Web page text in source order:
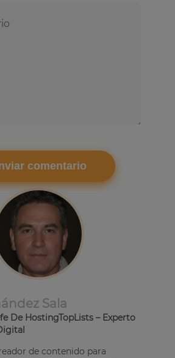
Sala
De HostingTopLists – Experto
de contenido para